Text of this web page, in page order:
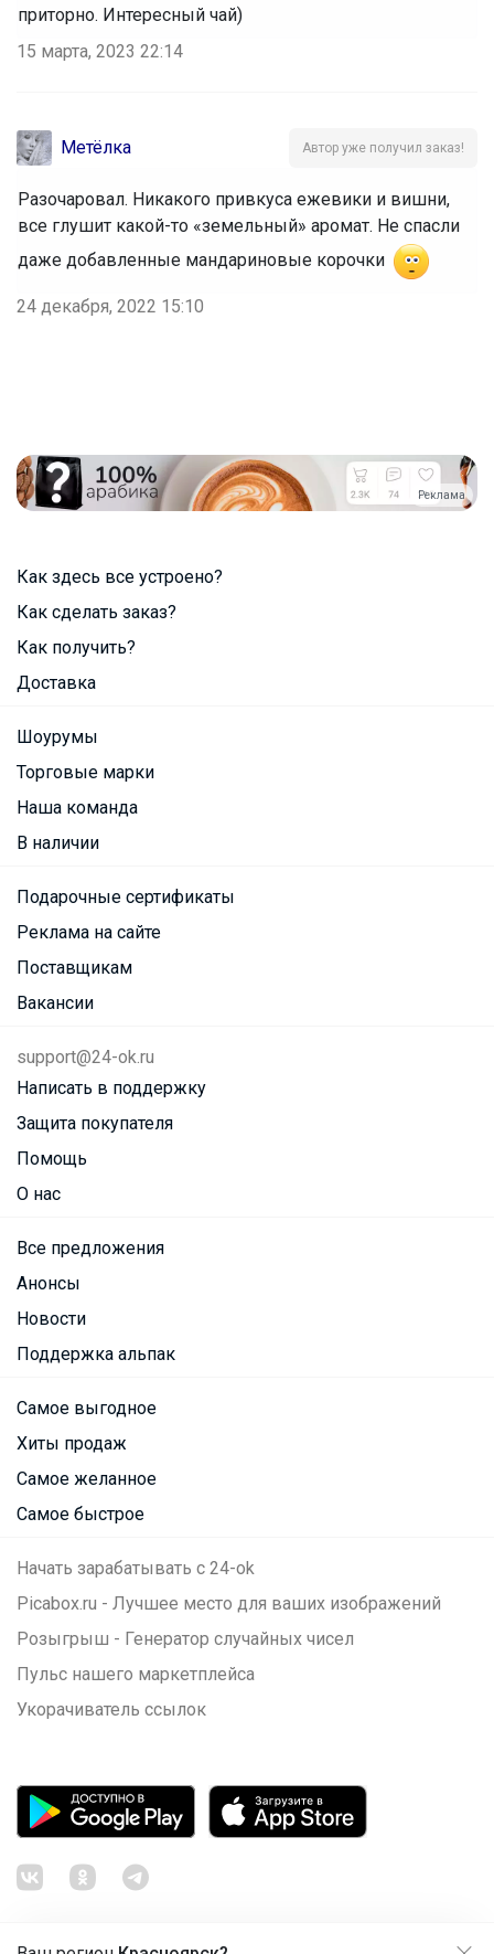
приторно. Интересный чай)
15 марта, 2023 22:14
Метёлка Автор уже получил заказ!
Разочаровал. Никакого привкуса ежевики и вишни,
все глушит какой-то «земельный» аромат. Не спасли
даже добавленные мандариновые корочки
24 декабря, 2022 15:10
Реклама
Как здесь все устроено?
Как сделать заказ?
Как получить?
Доставка
Шоурумы
Торговые марки
Наша команда
В наличии
Подарочные сертификаты
Реклама на сайте
Поставщикам
Вакансии
support@24-ok.ru
Написать в поддержку
Защита покупателя
Помощь
О нас
Все предложения
Анонсы
Новости
Поддержка альпак
Самое выгодное
Хиты продаж
Самое желанное
Самое быстрое
Начать зарабатывать с 24-ok
Picabox.ru - Лучшее место для ваших изображений
Розыгрыш - Генератор случайных чисел
Пульс нашего маркетплейса
Укорачиватель ссылок